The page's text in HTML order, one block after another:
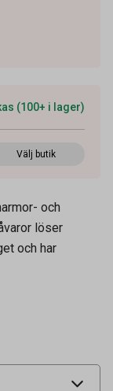
(100+ i lager)
Välj butik
och
löser
och har
52020006
47131800